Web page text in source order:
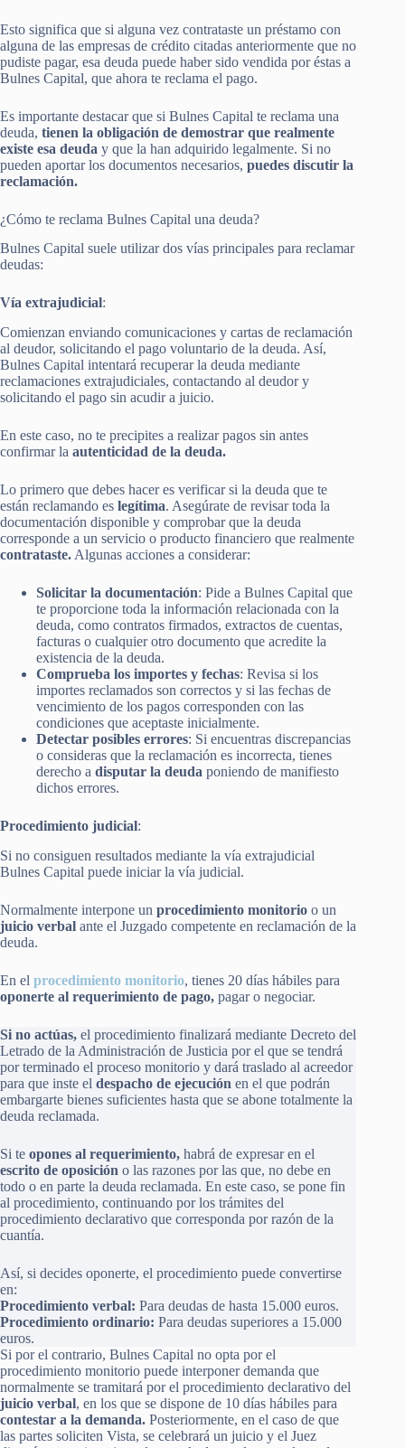
Esto significa que si alguna vez contrataste un préstamo con
alguna de las empresas de crédito citadas anteriormente que no
pudiste pagar, esa deuda puede haber sido vendida por éstas a
Bulnes Capital, que ahora te reclama el pago.
Es importante destacar que si Bulnes Capital te reclama una
deuda, tienen la obligación de demostrar que realmente
existe esa deuda y que la han adquirido legalmente. Si no
pueden aportar los documentos necesarios, puedes discutir la
reclamación.
¿Cómo te reclama Bulnes Capital una deuda?
Bulnes Capital suele utilizar dos vías principales para reclamar
deudas:
Vía extrajudicial:
Comienzan enviando comunicaciones y cartas de reclamación
al deudor, solicitando el pago voluntario de la deuda. Así,
Bulnes Capital intentará recuperar la deuda mediante
reclamaciones extrajudiciales, contactando al deudor y
solicitando el pago sin acudir a juicio.
En este caso, no te precipites a realizar pagos sin antes
confirmar la autenticidad de la deuda.
Lo primero que debes hacer es verificar si la deuda que te
están reclamando es legítima. Asegúrate de revisar toda la
documentación disponible y comprobar que la deuda
corresponde a un servicio o producto financiero que realmente
contrataste. Algunas acciones a considerar:
Solicitar la documentación: Pide a Bulnes Capital que
te proporcione toda la información relacionada con la
deuda, como contratos firmados, extractos de cuentas,
facturas o cualquier otro documento que acredite la
existencia de la deuda.
Comprueba los importes y fechas: Revisa si los
importes reclamados son correctos y si las fechas de
vencimiento de los pagos corresponden con las
condiciones que aceptaste inicialmente.
Detectar posibles errores: Si encuentras discrepancias
o consideras que la reclamación es incorrecta, tienes
derecho a disputar la deuda poniendo de manifiesto
dichos errores.
Procedimiento judicial:
Si no consiguen resultados mediante la vía extrajudicial
Bulnes Capital puede iniciar la vía judicial.
Normalmente interpone un procedimiento monitorio o un
juicio verbal ante el Juzgado competente en reclamación de la
deuda.
En el procedimiento monitorio, tienes 20 días hábiles para
oponerte al requerimiento de pago, pagar o negociar.
Si no actúas, el procedimiento finalizará mediante Decreto del
Letrado de la Administración de Justicia por el que se tendrá
por terminado el proceso monitorio y dará traslado al acreedor
para que inste el despacho de ejecución en el que podrán
embargarte bienes suficientes hasta que se abone totalmente la
deuda reclamada.
Si te opones al requerimiento, habrá de expresar en el
escrito de oposición o las razones por las que, no debe en
todo o en parte la deuda reclamada. En este caso, se pone fin
al procedimiento, continuando por los trámites del
procedimiento declarativo que corresponda por razón de la
cuantía.
Así, si decides oponerte, el procedimiento puede convertirse
en:
Procedimiento verbal: Para deudas de hasta 15.000 euros.
Procedimiento ordinario: Para deudas superiores a 15.000
euros.
Si por el contrario, Bulnes Capital no opta por el
procedimiento monitorio puede interponer demanda que
normalmente se tramitará por el procedimiento declarativo del
juicio verbal, en los que se dispone de 10 días hábiles para
contestar a la demanda. Posteriormente, en el caso de que
las partes soliciten Vista, se celebrará un juicio y el Juez